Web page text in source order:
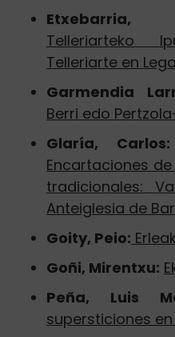
Etxebarria,
Telleriarteko
Telleriarte en
Garmendia
Berri edo
Glaría, Carlos:
Encartaciones
tradicionales:
Anteiglesia de
Goity, Peio:
Goñi, Mirentxu:
Peña, Luis
supersticiones